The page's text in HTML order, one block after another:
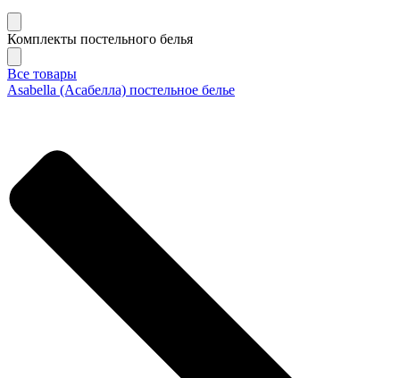
Комплекты постельного белья
Все товары
Asabella (Асабелла) постельное белье